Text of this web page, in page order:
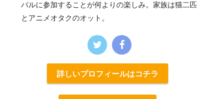
バルに参加することが何よりの楽しみ。家族は猫二匹
とアニメオタクのオット。
詳しいプロフィールはコチラ